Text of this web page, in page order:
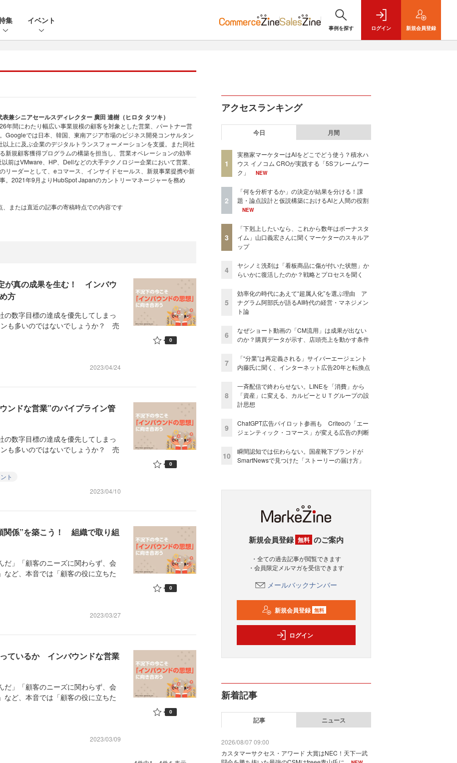
集 イベント
事例を探す ログイン 新規会員登録
兼シニアセールスディレクター 廣田 達樹（ヒロタ タツキ）
年間にわたり幅広い事業規模の顧客を対象とした営業、パートナー営
Googleでは日本、韓国、東南アジア市場のビジネス開発コンサルタン
以上に及ぶ企業のデジタルトランスフォーメーションを支援。また同社
新規顧客獲得プログラムの構築を担当し、営業オペレーションの効率
前はVMware、HP、Dellなどの大手テクノロジー企業において営業、
リーダーとして、eコマース、インサイドセールス、新規事業提携や新
。2021年9月よりHubSpot Japanのカントリーマネージャーを務め
または直近の記事の寄稿時点での内容です
が真の成果を生む！ インバウ
方
数字目標の達成を優先してしまっ
も多いのではないでしょうか？ 売
2023/04/24
0
ンドな営業”のパイプライン管
数字目標の達成を優先してしまっ
も多いのではないでしょうか？ 売
ト
2023/04/10
0
関係”を築こう！ 組織で取り組
だ」「顧客のニーズに関わらず、会
ど、本音では「顧客の役に立ちた
2023/03/27
0
ているか インバウンドな営業
だ」「顧客のニーズに関わらず、会
ど、本音では「顧客の役に立ちた
2023/03/09
0
アクセスランキング
今日 月間
1
実務家マーケターはAIをどこでどう使う？積水ハ
ウス イノコム CROが実践する「5Sフレームワー
ク」
NEW
2
「何を分析するか」の決定が結果を分ける！課
題・論点設計と仮説構築におけるAIと人間の役割
NEW
3
「下剋上したいなら、これから数年はボーナスタ
イム」山口義宏さんに聞くマーケターのスキルア
ップ
4
ヤシノミ洗剤は「看板商品に傷が付いた状態」か
らいかに復活したのか？戦略とプロセスを聞く
5
効率化の時代にあえて“超属人化”を選ぶ理由 ア
ナグラム阿部氏が語るAI時代の経営・マネジメン
ト論
6
なぜショート動画の「CM流用」は成果が出ない
のか？購買データが示す、店頭売上を動かす条件
7
「“分業”は再定義される」サイバーエージェント
内藤氏に聞く、インターネット広告20年と転換点
8
一斉配信で終わらせない。LINEを「消費」から
「資産」に変える、カルビーとＵＴグループの設
計思想
9
ChatGPT広告パイロット参画も Criteoの「エー
ジェンティック・コマース」が変える広告の判断
10
瞬間認知では伝わらない。国産靴下ブランドが
SmartNewsで見つけた「ストーリーの届け方」
新規会員登録 無料 のご案内
・全ての過去記事が閲覧できます
・会員限定メルマガを受信できます
メールバックナンバー
新規会員登録 無料
ログイン
新着記事
記事 ニュース
2026/08/07 09:00
カスタマーサクセス・アワード 大賞はNEC！天下一武